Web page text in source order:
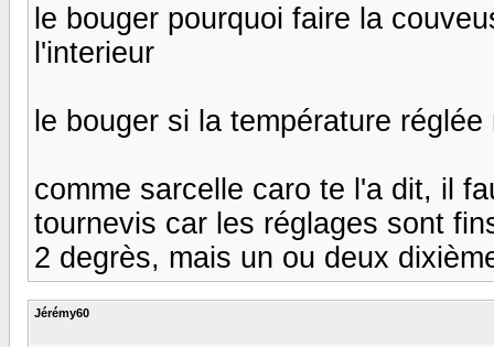
le bouger pourquoi faire la
l'interieur
le bouger si la température
comme sarcelle caro te l'a dit, il
tournevis car les réglages sont
2 degrès, mais un ou deux
Jérémy60